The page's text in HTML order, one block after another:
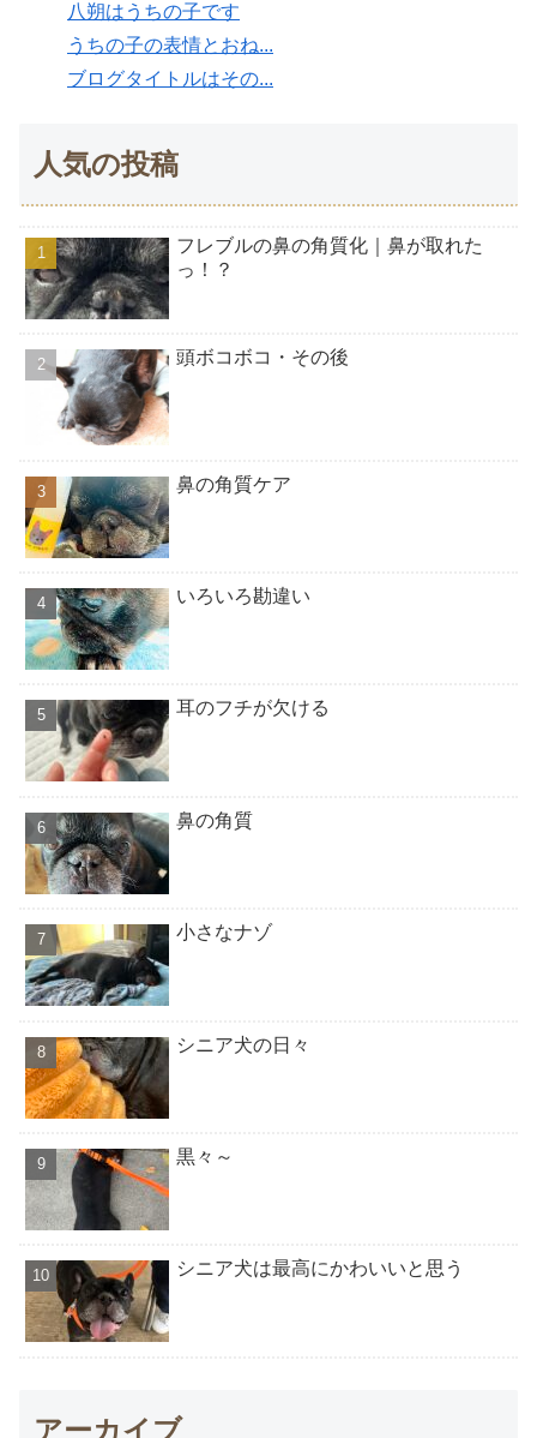
八朔はうちの子です
うちの子の表情とおね...
ブログタイトルはその...
人気の投稿
フレブルの鼻の角質化｜鼻が取れた
っ！？
頭ボコボコ・その後
鼻の角質ケア
いろいろ勘違い
耳のフチが欠ける
鼻の角質
小さなナゾ
シニア犬の日々
黒々～
シニア犬は最高にかわいいと思う
アーカイブ